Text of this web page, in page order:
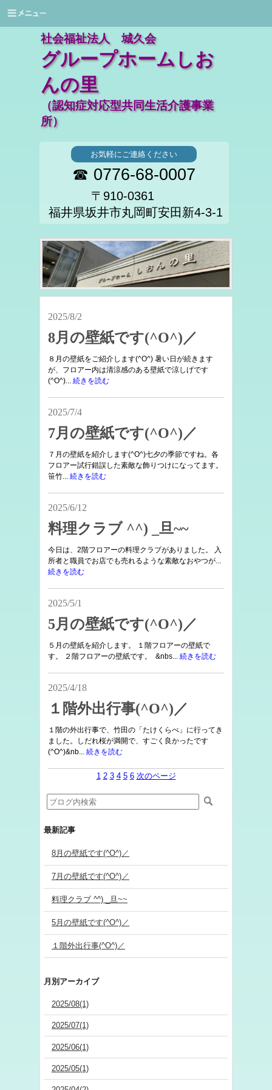
社会福祉法人 城久会
グループホームしお
んの里
（認知症対応型共同生活介護事業
所）
お気軽にご連絡ください
☎ 0776-68-0007
〒910-0361
福井県坂井市丸岡町安田新4-3-1
2025/8/2
8月の壁紙です(^O^)／
８月の壁紙をご紹介します(^O^) 暑い日が続きます
が、フロアー内は清涼感のある壁紙で涼しげです
(^O^)... 続きを読む
2025/7/4
7月の壁紙です(^O^)／
７月の壁紙を紹介します(^O^)七夕の季節ですね。各
フロアー試行錯誤した素敵な飾りつけになってます。
笹竹... 続きを読む
2025/6/12
料理クラブ ^^) _旦~~
今日は、2階フロアーの料理クラブがありました。 入
所者と職員でお店でも売れるような素敵なおやつが...
続きを読む
2025/5/1
5月の壁紙です(^O^)／
５月の壁紙を紹介します。 １階フロアーの壁紙で
す。 ２階フロアーの壁紙です。 &nbs... 続きを読む
2025/4/18
１階外出行事(^O^)／
１階の外出行事で、竹田の「たけくらべ」に行ってき
ました。しだれ桜が満開で、すごく良かったです
(^O^)&nb... 続きを読む
1 2 3 4 5 6 次のページ
最新記事
8月の壁紙です(^O^)／
7月の壁紙です(^O^)／
料理クラブ ^^) _旦~~
5月の壁紙です(^O^)／
１階外出行事(^O^)／
月別アーカイブ
2025/08(1)
2025/07(1)
2025/06(1)
2025/05(1)